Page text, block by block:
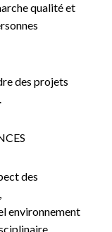
qualité et
des projets
des
environnement